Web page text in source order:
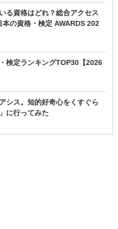
る資格はどれ？総合アクセス
の資格・検定 AWARDS 202
検定ランキングTOP30【2026
シス。知的好奇心をくすぐら
に行ってみた